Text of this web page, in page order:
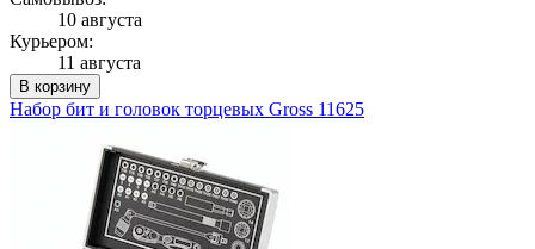
10 августа
Курьером:
11 августа
В корзину
Набор бит и головок торцевых Gross 11625